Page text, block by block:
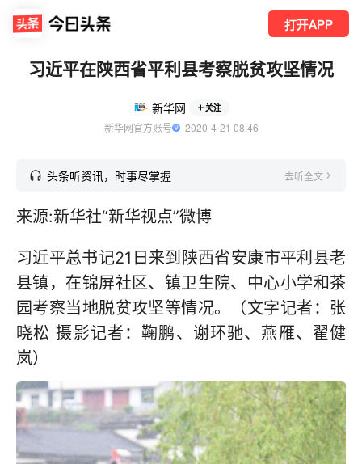
打开APP
习近平在陕西省平利县考察脱贫攻坚情况
新华网 关注
新华网官方账号
  2020-4-21 08:46
头条听资讯，时事尽掌握 去听全文
来源:新华社“新华视点”微博
习近平总书记21日来到陕西省安康市平利县老
县镇，在锦屏社区、镇卫生院、中心小学和茶
园考察当地脱贫攻坚等情况。（文字记者：张
晓松 摄影记者：鞠鹏、谢环驰、燕雁、翟健
岚）